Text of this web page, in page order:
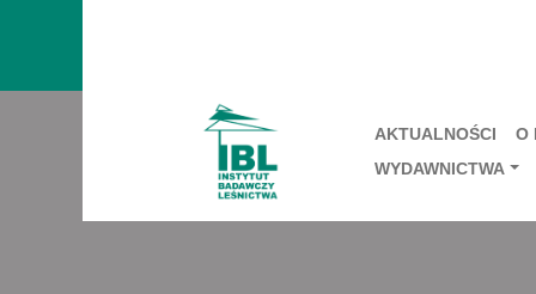
AKTUALNOŚCI
O
WYDAWNICTWA